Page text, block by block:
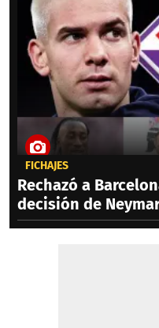
FICHAJES
Rechazó a
decisión de